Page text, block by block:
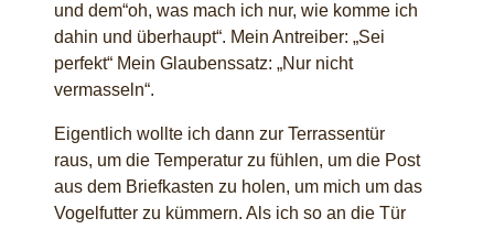
und dem“oh, was mach ich nur, wie komme ich
dahin und überhaupt“. Mein Antreiber: „Sei
perfekt“ Mein Glaubenssatz: „Nur nicht
vermasseln“.
Eigentlich wollte ich dann zur Terrassentür
raus, um die Temperatur zu fühlen, um die Post
aus dem Briefkasten zu holen, um mich um das
Vogelfutter zu kümmern. Als ich so an die Tür